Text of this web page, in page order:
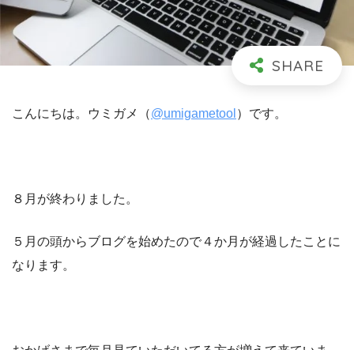
こんにちは。ウミガメ（@umigametool ）です。
８月が終わりました。
５月の頭からブログを始めたので４か月が経過したことに
なります。